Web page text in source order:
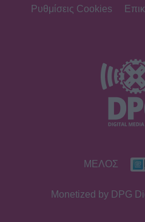
εφαρμοστό σικ φόρεμα και
Σταματίνα Τσιμτσιλή: Η
για ψάρεμα στην Πάρο με
ακόμη και στις επαναλήψεις –
Αντίστροφη μέτρηση για
Ρυθμίσεις Cookies
ΜΕΛΟΣ
Monetized by DPG